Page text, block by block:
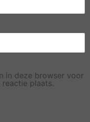
in deze browser voor
plaats.